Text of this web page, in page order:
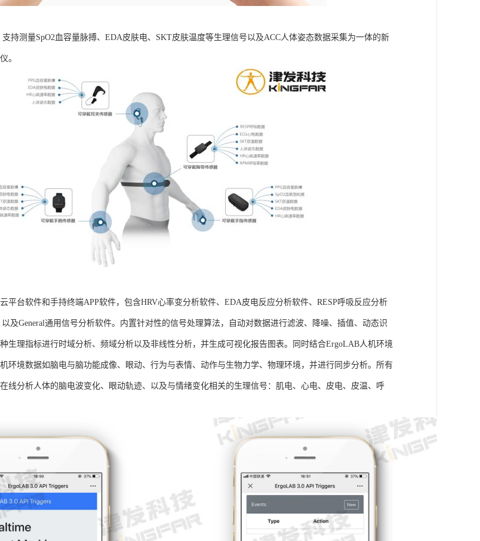
持测量SpO2血容量脉搏、EDA皮肤电、SKT皮肤温度等生理信号以及ACC人体姿态数据采集为一体的新
。
平台软件和手持终端APP软件，包含HRV心率变分析软件、EDA皮电反应分析软件、RESP呼吸反应分析
及General通用信号分析软件。内置针对性的信号处理算法，自动对数据进行滤波、降噪、插值、动态识
生理指标进行时域分析、频域分析以及非线性分析，并生成可视化报告图表。同时结合ErgoLAB人机环境
环境数据如脑电与脑功能成像、眼动、行为与表情、动作与生物力学、物理环境，并进行同步分析。所有
线分析人体的脑电波变化、眼动轨迹、以及与情绪变化相关的生理信号：肌电、心电、皮电、皮温、呼